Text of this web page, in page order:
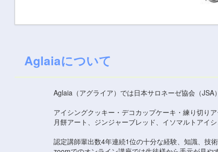
Aglaiaについて
Aglaia（アグライア）では日本サロネーゼ協会（
アイシングクッキー・デコカップケーキ・練り切り
月餅アート、ジンジャーブレッド、イソマルトアイ
認定講師輩出数4年連続1位の十分な経験、知識、技